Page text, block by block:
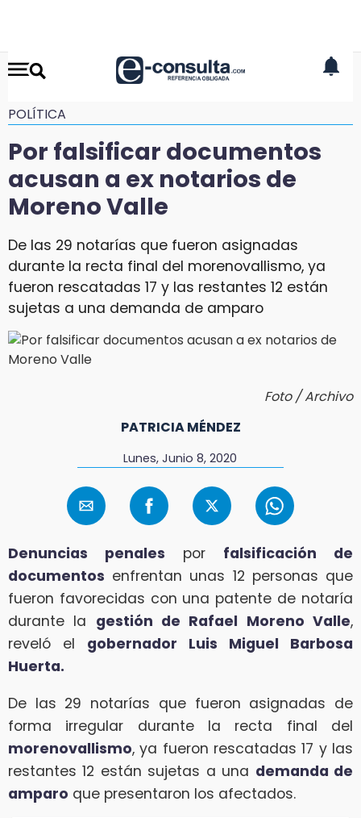
POLÍTICA
Por falsificar documentos
acusan a ex notarios de
Moreno Valle
De las 29 notarías que fueron asignadas
durante la recta final del morenovallismo, ya
fueron rescatadas 17 y las restantes 12 están
sujetas a una demanda de amparo
Foto / Archivo
PATRICIA MÉNDEZ
Lunes, Junio 8, 2020
Denuncias penales por falsificación de
documentos enfrentan unas 12 personas que
fueron favorecidas con una patente de notaría
durante la gestión de Rafael Moreno Valle,
reveló el gobernador Luis Miguel Barbosa
Huerta.
De las 29 notarías que fueron asignadas de
forma irregular durante la recta final del
morenovallismo, ya fueron rescatadas 17 y las
restantes 12 están sujetas a una demanda de
amparo que presentaron los afectados.